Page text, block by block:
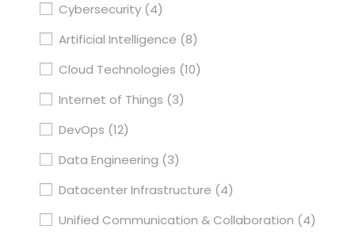
Cybersecurity (4)
Artificial Intelligence (8)
Cloud Technologies (10)
Internet of Things (3)
DevOps (12)
Data Engineering (3)
Datacenter Infrastructure (4)
Unified Communication & Collaboration (4)